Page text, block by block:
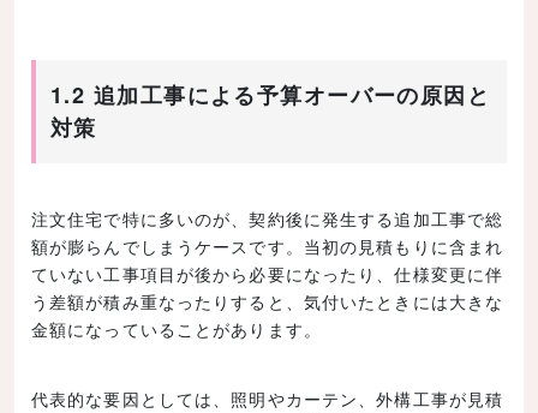
1.2 追加工事による予算オーバーの原因と
対策
注文住宅で特に多いのが、契約後に発生する追加工事で総
額が膨らんでしまうケースです。当初の見積もりに含まれ
ていない工事項目が後から必要になったり、仕様変更に伴
う差額が積み重なったりすると、気付いたときには大きな
金額になっていることがあります。
代表的な要因としては、照明やカーテン、外構工事が見積